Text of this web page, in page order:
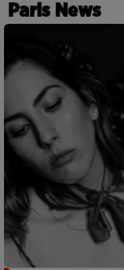
Paris News